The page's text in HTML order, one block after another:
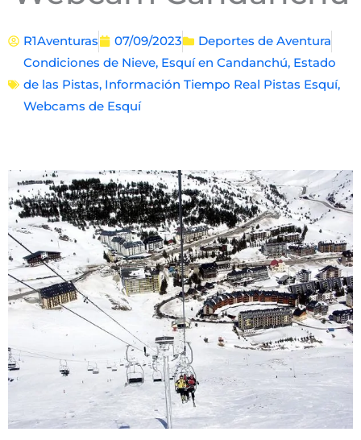
R1Aventuras 07/09/2023
Deportes de Aventura
Condiciones de Nieve, Esquí en Candanchú, Estado
de las Pistas, Información Tiempo Real Pistas Esquí,
Webcams de Esquí